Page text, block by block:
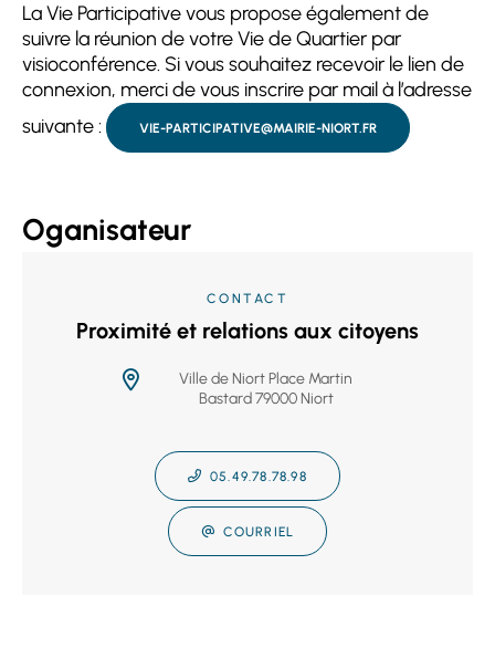
La Vie Participative vous propose également de
suivre la réunion de votre Vie de Quartier par
visioconférence. Si vous souhaitez recevoir le lien de
connexion, merci de vous inscrire par mail à l’adresse
suivante :
VIE-PARTICIPATIVE@MAIRIE-NIORT.FR
Oganisateur
CONTACT
Proximité et relations aux citoyens
Ville de Niort Place Martin
Bastard 79000 Niort
05.49.78.78.98
COURRIEL